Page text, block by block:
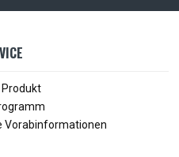
Vorabinformationen